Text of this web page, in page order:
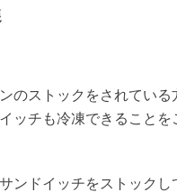
のストックをされている
ッチも冷凍できることを
ンドイッチをストックし